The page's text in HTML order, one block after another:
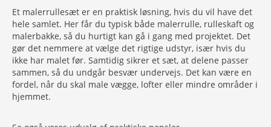
Et malerrullesæt er en praktisk løsning, hvis du vil have det
hele samlet. Her får du typisk både malerrulle, rulleskaft og
malerbakke, så du hurtigt kan gå i gang med projektet. Det
gør det nemmere at vælge det rigtige udstyr, især hvis du
ikke har malet før. Samtidig sikrer et sæt, at delene passer
sammen, så du undgår besvær undervejs. Det kan være en
fordel, når du skal male vægge, lofter eller mindre områder i
hjemmet.